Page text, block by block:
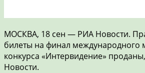
МОСКВА, 18 сен — РИА Новости.
билеты на финал международного
конкурса «Интервидение»
Новости.